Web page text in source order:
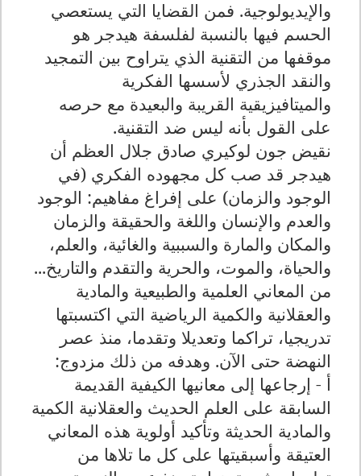
والإيديولوجية. فمن القضايا التي يستعصي
الحسم فيها بالنسبة لفلسفة هيدجر هو
موقفها من التقنية الذي يتراوح بين التمجيد
والنقد الجذري لأسسها الفكرية
والميتافيزيقية القريبة والبعيدة مع حرصه
على القول بأنه ليس ضد التقنية.
نقيض جون لوكيري صادق جلال العظم أن
هيدجر قد صب كل مجهوده الفكري (في
الوجود والزمان) على إفراغ مفاهيم: الوجود
والعدم والإنسان واللغة والحقيقة والزمان
والمكان والمارة والسببية والغائية، والعلم،
والحياة، والموت، والحرية والتقدم والتاريخ...
من المعاني العلمية والطبيعية والمادية
والعقلانية والكمية الرياضية التي اكتسبتها
تدريجيا، تراكما وتعديلا وتقدما، منذ عصر
النهضة حتى الآن. وهدفه من ذلك مزدوج:
أ - إرجاعها إلى معانيها الكيفية القديمة
السابقة على العلم الحديث والعقلانية الكمية
والمادية الحديثة وتأكيد أولوية هذه المعاني
العتيقة وأسبقيتها على كل ما تلاها من